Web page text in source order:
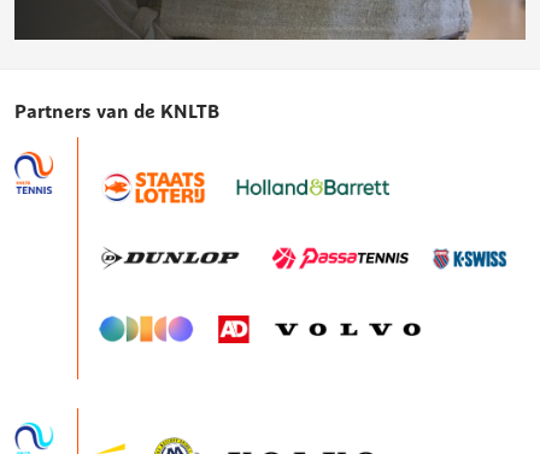
de
vereniging
Partners van de KNLTB